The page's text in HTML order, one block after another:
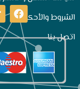
الشروط والأحكام
اتصل بنا